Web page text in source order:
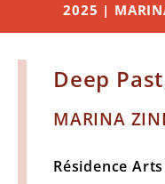
2025 |
Deep
MARINA
Résidence